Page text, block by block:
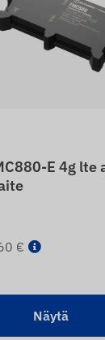
E 4g lte
€
Näytä